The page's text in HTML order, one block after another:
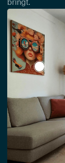
bringt.
View